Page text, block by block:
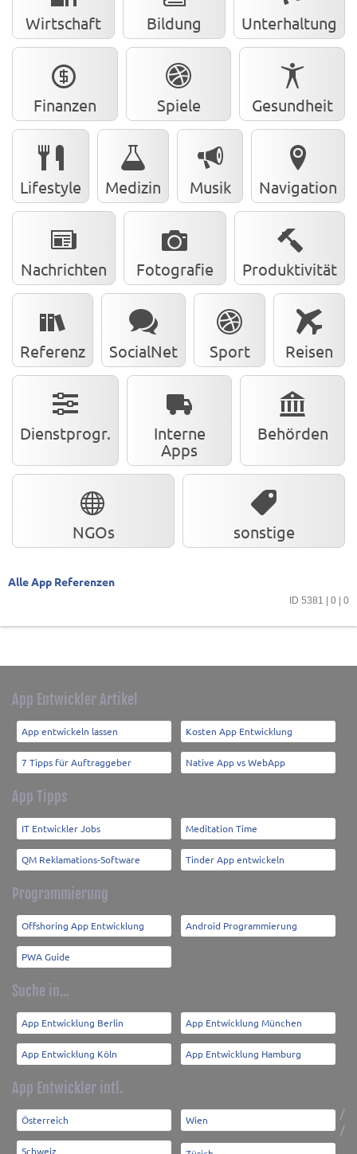
Wirtschaft Bildung Unterhaltung
Finanzen Spiele Gesundheit
Lifestyle Medizin Musik Navigation
Nachrichten Fotografie Produktivität
Referenz SocialNet Sport Reisen
Dienstprogr.
Interne
Apps
Behörden
NGOs sonstige
Alle App Referenzen
ID 5381 | 0 | 0
App Entwickler Artikel
App entwickeln lassen Kosten App Entwicklung
7 Tipps für Auftraggeber Native App vs WebApp
App Tipps
IT Entwickler Jobs Meditation Time
QM Reklamations-Software Tinder App entwickeln
Programmierung
Offshoring App Entwicklung Android Programmierung
PWA Guide
Suche in...
App Entwicklung Berlin App Entwicklung München
App Entwicklung Köln App Entwicklung Hamburg
App Entwickler intl.
Österreich /
Wien
Schweiz
/